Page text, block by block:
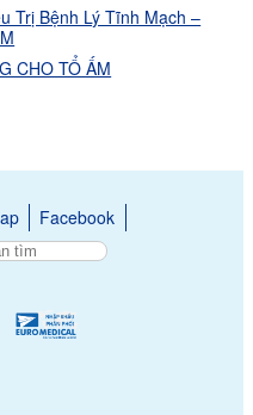
Trị Bệnh Lý Tĩnh Mạch –
CHO TỔ ẤM
Facebook